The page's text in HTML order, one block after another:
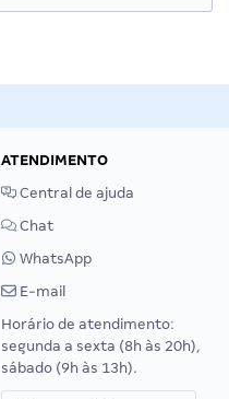
ATENDIMENTO
Central de ajuda
Chat
WhatsApp
E-mail
Horário de atendimento:
segunda a sexta (8h às 20h),
sábado (9h às 13h).